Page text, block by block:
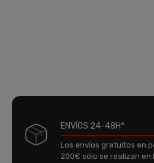
ENVÍOS 24-48H*
Los envíos gratuitos en
200€ sólo se realizan en